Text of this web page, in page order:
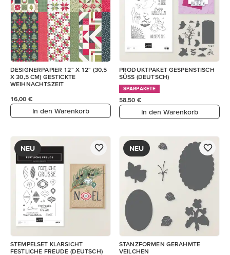
DESIGNERPAPIER 12" X 12" (30,5
X 30,5 CM) GESTICKTE
WEIHNACHTSZEIT
16,00 €
In den Warenkorb
PRODUKTPAKET GESPENSTISCH
SÜSS (DEUTSCH)
SPARPAKETE
58,50 €
In den Warenkorb
NEU
STEMPELSET KLARSICHT
FESTLICHE FREUDE (DEUTSCH)
NEU
STANZFORMEN GERAHMTE
VEILCHEN